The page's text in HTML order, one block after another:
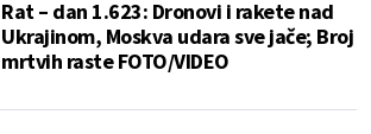
Rat – dan 1.623: Dronovi i rakete nad
Ukrajinom, Moskva udara sve jače; Broj
mrtvih raste FOTO/VIDEO